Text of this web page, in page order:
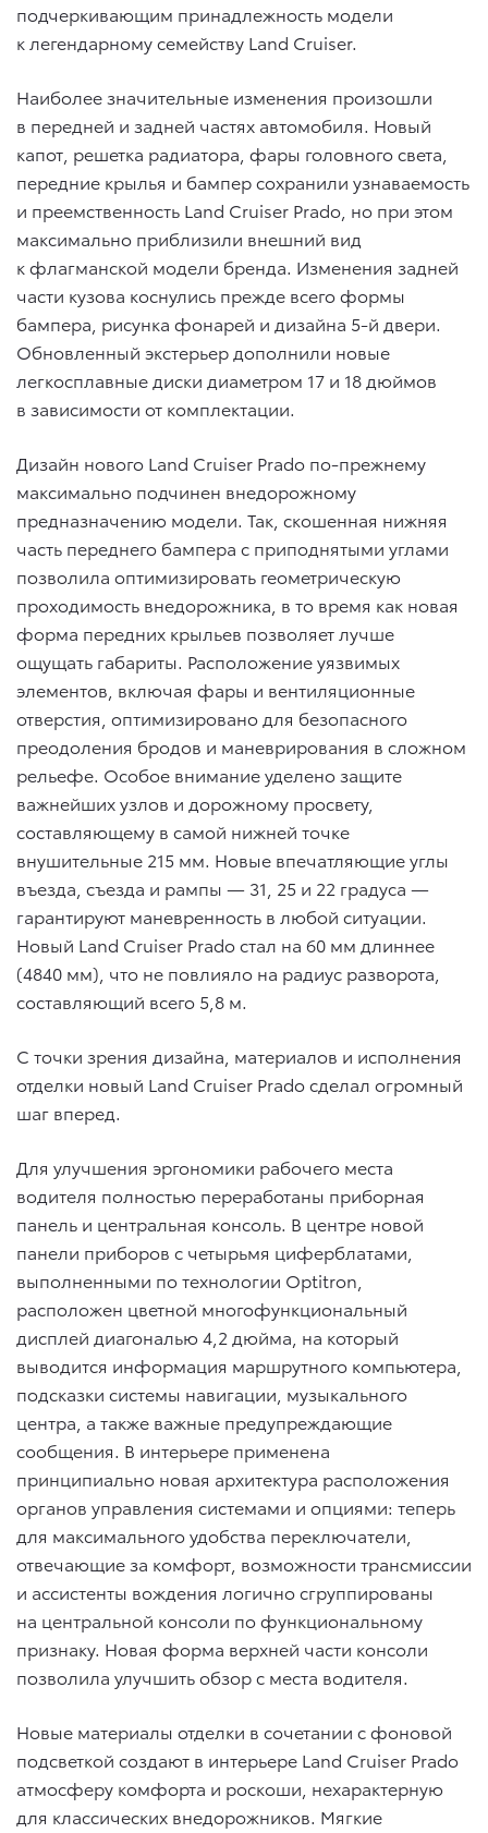
подчеркивающим принадлежность модели
к легендарному семейству Land Cruiser.
Наиболее значительные изменения произошли
в передней и задней частях автомобиля. Новый
капот, решетка радиатора, фары головного света,
передние крылья и бампер сохранили узнаваемость
и преемственность Land Cruiser Prado, но при этом
максимально приблизили внешний вид
к флагманской модели бренда. Изменения задней
части кузова коснулись прежде всего формы
бампера, рисунка фонарей и дизайна 5-й двери.
Обновленный экстерьер дополнили новые
легкосплавные диски диаметром 17 и 18 дюймов
в зависимости от комплектации.
Дизайн нового Land Cruiser Prado по-прежнему
максимально подчинен внедорожному
предназначению модели. Так, скошенная нижняя
часть переднего бампера с приподнятыми углами
позволила оптимизировать геометрическую
проходимость внедорожника, в то время как новая
форма передних крыльев позволяет лучше
ощущать габариты. Расположение уязвимых
элементов, включая фары и вентиляционные
отверстия, оптимизировано для безопасного
преодоления бродов и маневрирования в сложном
рельефе. Особое внимание уделено защите
важнейших узлов и дорожному просвету,
составляющему в самой нижней точке
внушительные 215 мм. Новые впечатляющие углы
въезда, съезда и рампы — 31, 25 и 22 градуса —
гарантируют маневренность в любой ситуации.
Новый Land Cruiser Prado стал на 60 мм длиннее
(4840 мм), что не повлияло на радиус разворота,
составляющий всего 5,8 м.
С точки зрения дизайна, материалов и исполнения
отделки новый Land Cruiser Prado сделал огромный
шаг вперед.
Для улучшения эргономики рабочего места
водителя полностью переработаны приборная
панель и центральная консоль. В центре новой
панели приборов с четырьмя циферблатами,
выполненными по технологии Optitron,
расположен цветной многофункциональный
дисплей диагональю 4,2 дюйма, на который
выводится информация маршрутного компьютера,
подсказки системы навигации, музыкального
центра, а также важные предупреждающие
сообщения. В интерьере применена
принципиально новая архитектура расположения
органов управления системами и опциями: теперь
для максимального удобства переключатели,
отвечающие за комфорт, возможности трансмиссии
и ассистенты вождения логично сгруппированы
на центральной консоли по функциональному
признаку. Новая форма верхней части консоли
позволила улучшить обзор с места водителя.
Новые материалы отделки в сочетании с фоновой
подсветкой создают в интерьере Land Cruiser Prado
атмосферу комфорта и роскоши, нехарактерную
для классических внедорожников. Мягкие